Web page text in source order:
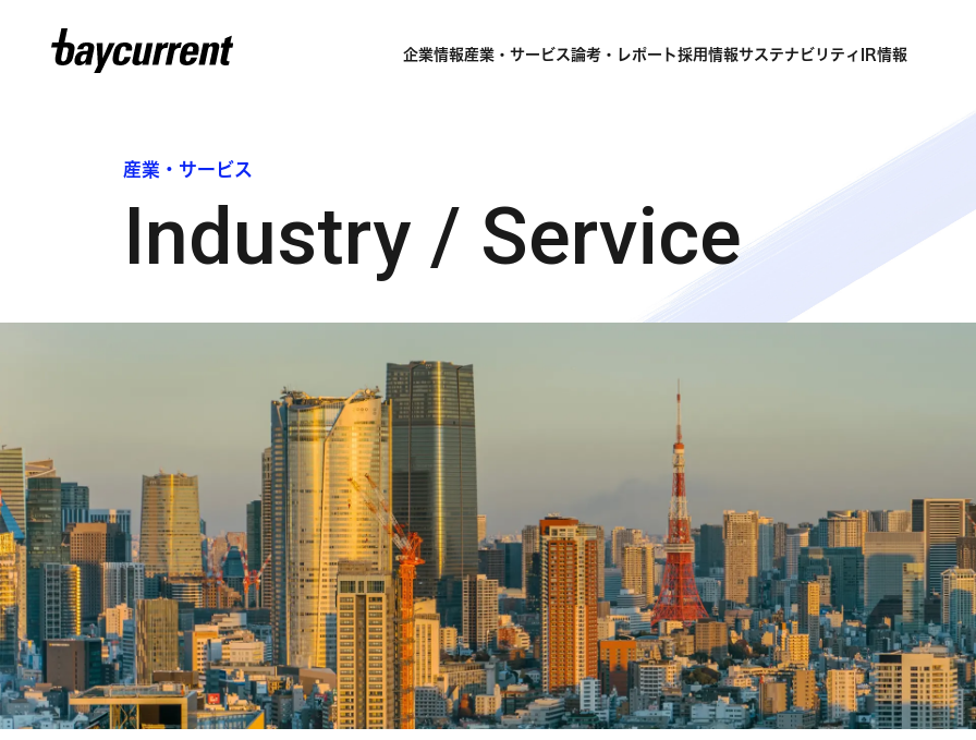
企業情報産業・サービス論考・レポート採用情報サステナビリティ IR情報
産業・サービス
Industry / Service